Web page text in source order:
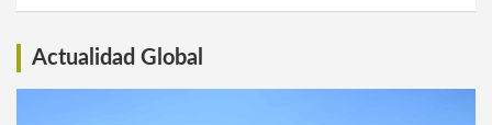
Actualidad Global